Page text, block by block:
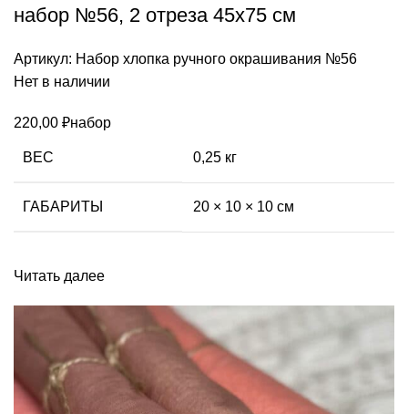
набор №56, 2 отреза 45х75 см
Артикул: Набор хлопка ручного окрашивания №56
Нет в наличии
220,00 ₽набор
ВЕС 0,25 кг
ГАБАРИТЫ 20 × 10 × 10 см
Читать далее